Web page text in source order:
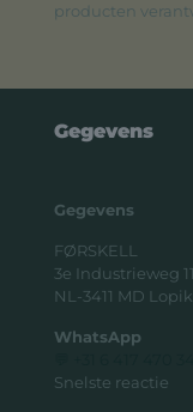
producten
Gegevens
Gegevens
FØRSKELL
3e Industrieweg
NL-3411 MD Lopik
WhatsApp
Snelste reactie